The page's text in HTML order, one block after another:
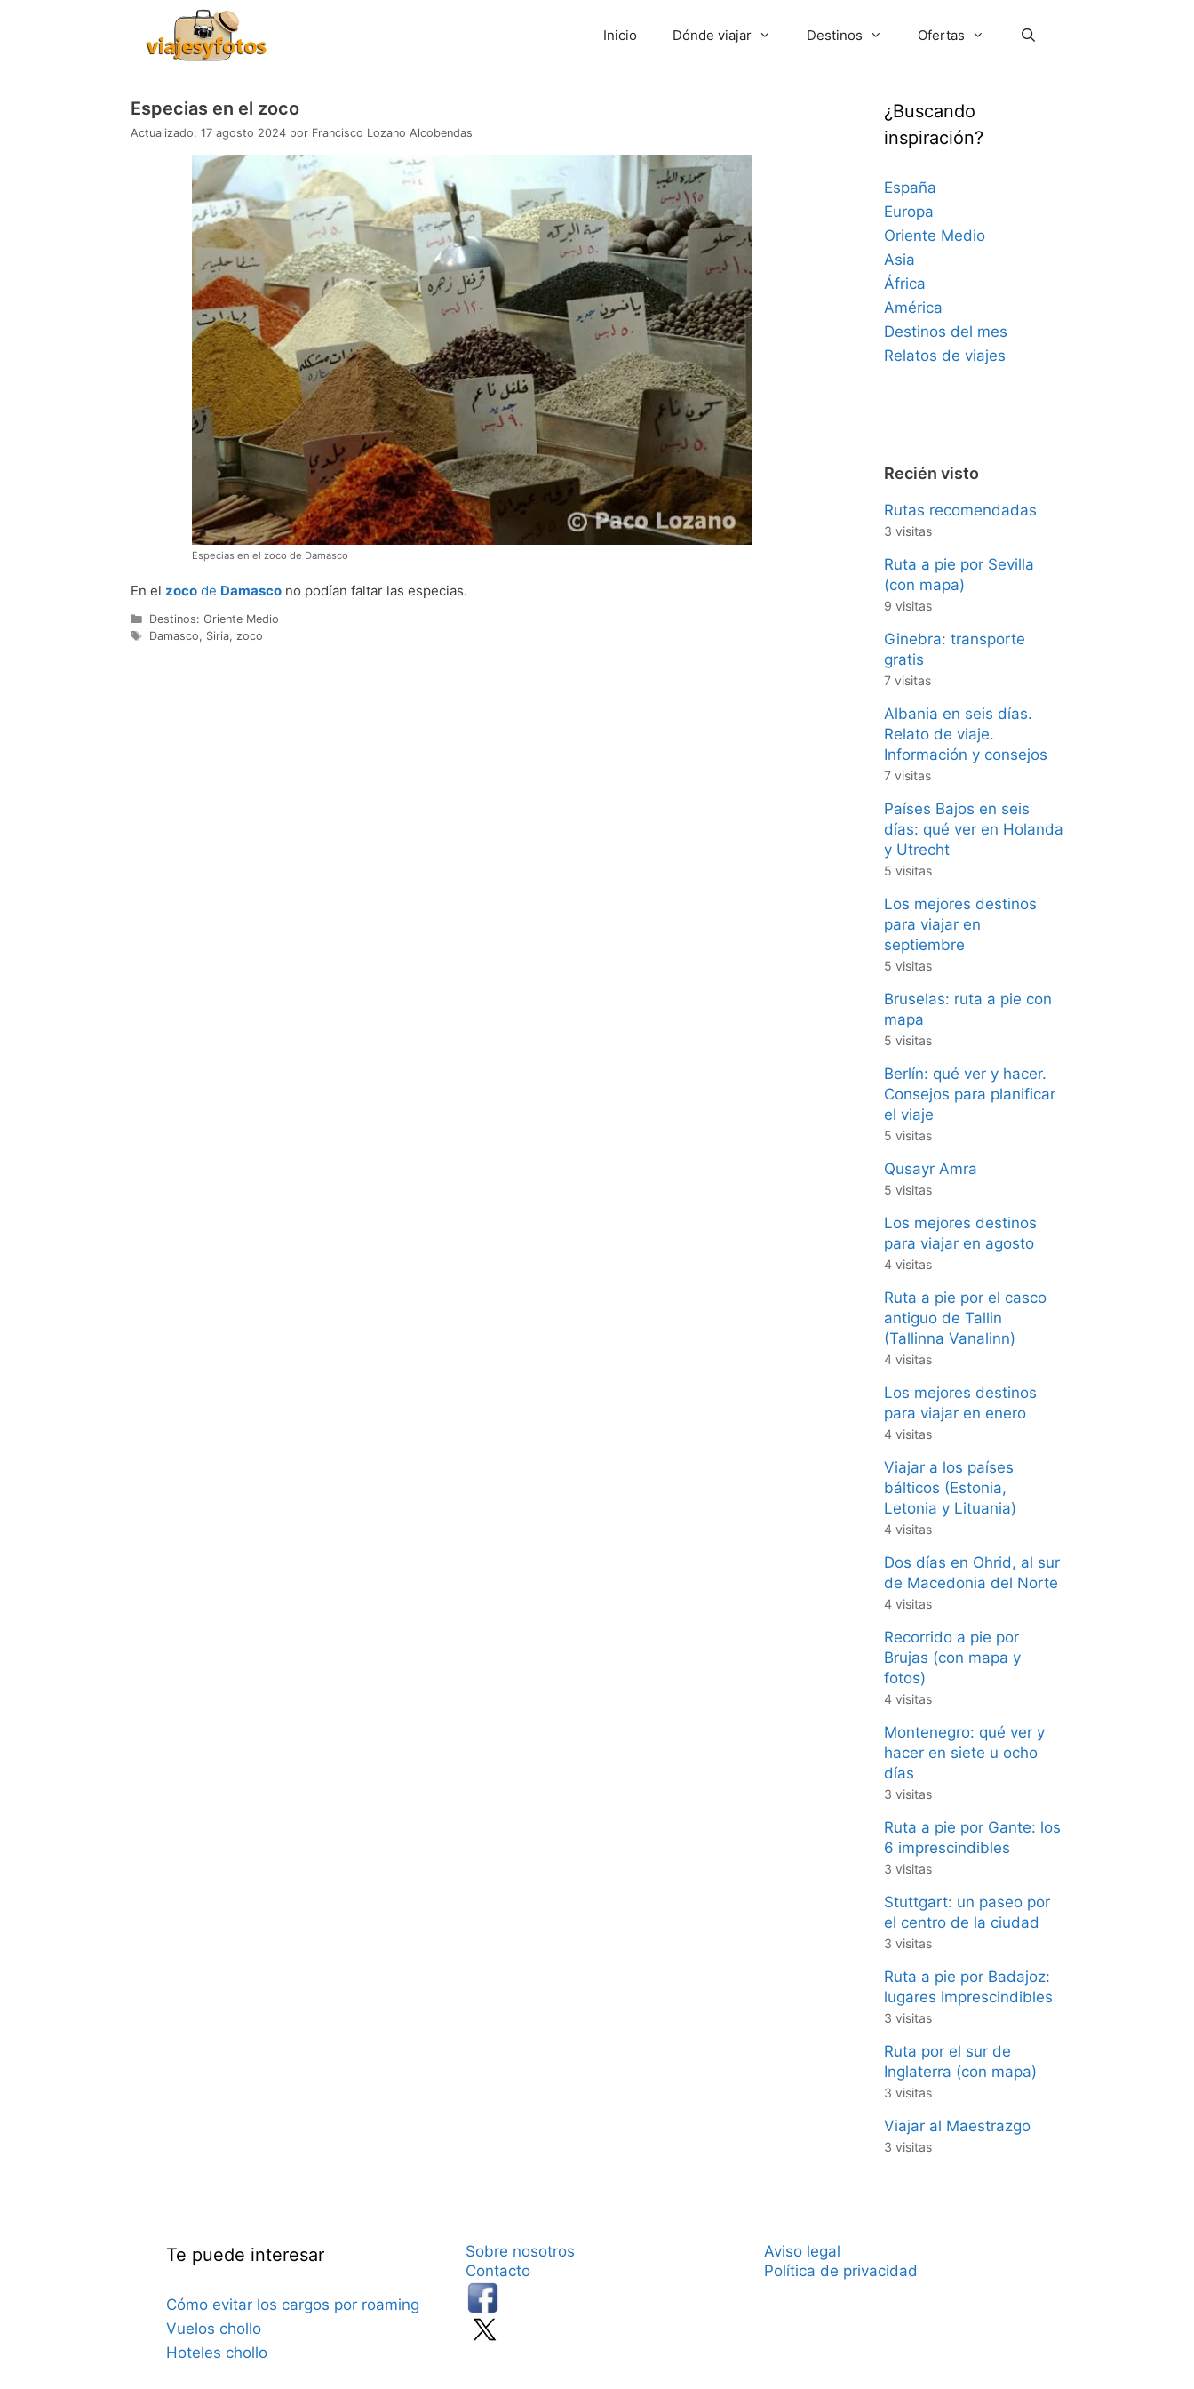
Inicio Dónde viajar Destinos Ofertas
Especias en el zoco
17 agosto 2024 por Francisco Lozano Alcobendas
Especias en el zoco de Damasco
En el zoco de Damasco no podían faltar las especias.
Categorías
Destinos: Oriente Medio
Etiquetas
Damasco, Siria, zoco
¿Buscando
inspiración?
España
Europa
Oriente Medio
Asia
África
América
Destinos del mes
Relatos de viajes
Recién visto
Rutas recomendadas
3 visitas
Ruta a pie por Sevilla
(con mapa)
9 visitas
Ginebra: transporte
gratis
7 visitas
Albania en seis días.
Relato de viaje.
Información y consejos
7 visitas
Países Bajos en seis
días: qué ver en Holanda
y Utrecht
5 visitas
Los mejores destinos
para viajar en
septiembre
5 visitas
Bruselas: ruta a pie con
mapa
5 visitas
Berlín: qué ver y hacer.
Consejos para planificar
el viaje
5 visitas
Qusayr Amra
5 visitas
Los mejores destinos
para viajar en agosto
4 visitas
Ruta a pie por el casco
antiguo de Tallin
(Tallinna Vanalinn)
4 visitas
Los mejores destinos
para viajar en enero
4 visitas
Viajar a los países
bálticos (Estonia,
Letonia y Lituania)
4 visitas
Dos días en Ohrid, al sur
de Macedonia del Norte
4 visitas
Recorrido a pie por
Brujas (con mapa y
fotos)
4 visitas
Montenegro: qué ver y
hacer en siete u ocho
días
3 visitas
Ruta a pie por Gante: los
6 imprescindibles
3 visitas
Stuttgart: un paseo por
el centro de la ciudad
3 visitas
Ruta a pie por Badajoz:
lugares imprescindibles
3 visitas
Ruta por el sur de
Inglaterra (con mapa)
3 visitas
Viajar al Maestrazgo
3 visitas
Te puede interesar
Cómo evitar los cargos por roaming
Vuelos chollo
Hoteles chollo
Sobre nosotros
Contacto
Aviso legal
Política de privacidad